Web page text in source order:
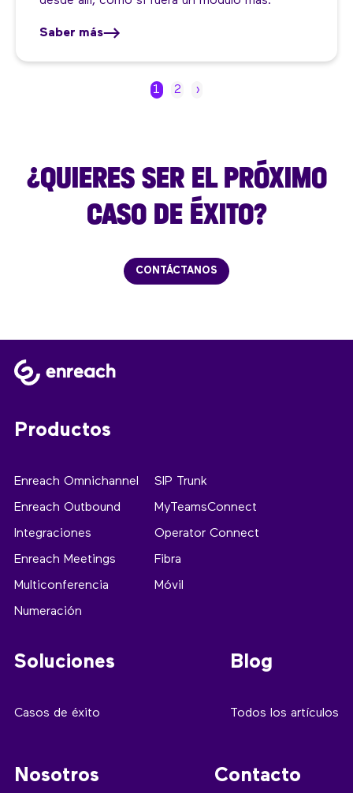
Saber más
1 2 ›
¿QUIERES SER EL PRÓXIMO
CASO DE ÉXITO?
CONTÁCTANOS
Productos
Enreach Omnichannel
Enreach Outbound
Integraciones
Enreach Meetings
Multiconferencia
Numeración
SIP Trunk
MyTeamsConnect
Operator Connect
Fibra
Móvil
Soluciones
Casos de éxito
Blog
Todos los artículos
Nosotros Contacto